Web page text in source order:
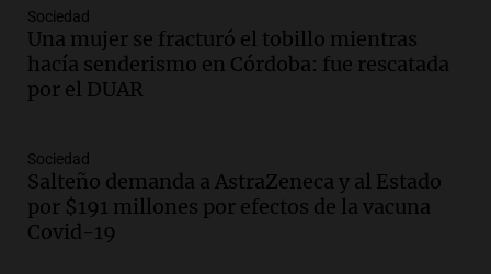
Episodios
Audio.La historia de la servilleta que
firmó Jorge Messi para el primer
contrato de Leo con Barcelona
Audio.Joan Gaspart: "Sin Jorge, no sé si
Messi hubiera llegado adonde llegó"
Una mañana para todos
Sociedad
Una mujer se fracturó el tobillo mientras
hacía senderismo en Córdoba: fue rescatada
por el DUAR
Sociedad
Salteño demanda a AstraZeneca y al Estado
por $191 millones por efectos de la vacuna
Covid-19